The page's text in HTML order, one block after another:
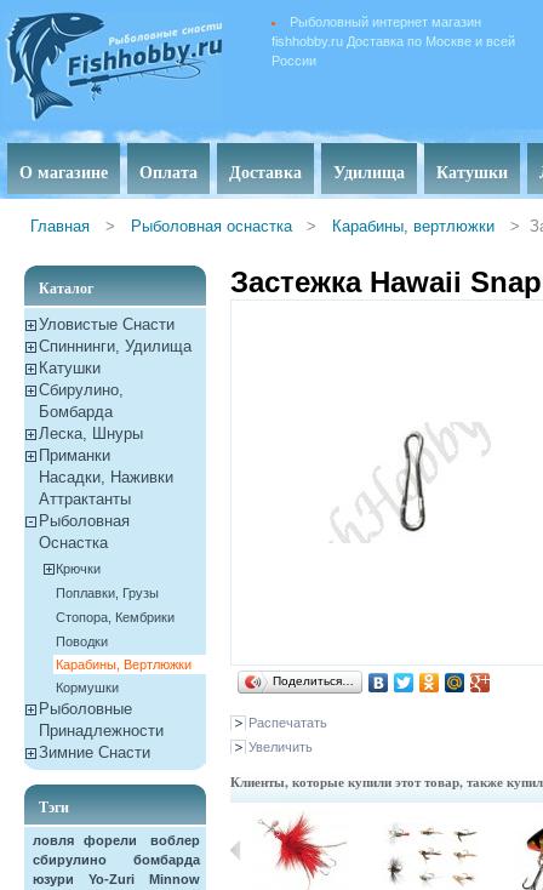
Рыболовный интернет магазин
fishhobby.ru Доставка по Москве и всей
России
О магазине Оплата Доставка Удилища Катушки
Главная > Рыболовная оснастка > Карабины, вертлюжки >
Каталог
Уловистые Снасти
Спиннинги, Удилища
Катушки
Сбирулино,
Бомбарда
Леска, Шнуры
Приманки
Насадки, Наживки
Aттрактанты
Рыболовная
Оснастка
Крючки
Поплавки, Грузы
Стопора, Кембрики
Поводки
Карабины, Вертлюжки
Кормушки
Рыболовные
Принадлежности
Зимние Снасти
Тэги
ловля форели
воблер
сбирулино
бомбарда
юзури
Yo-Zuri
Minnow
Застежка Hawaii
Поделиться…
Распечатать
Увеличить
Клиенты, которые купили этот товар, также